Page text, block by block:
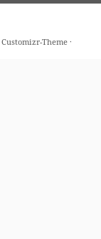
Customizr-Theme·